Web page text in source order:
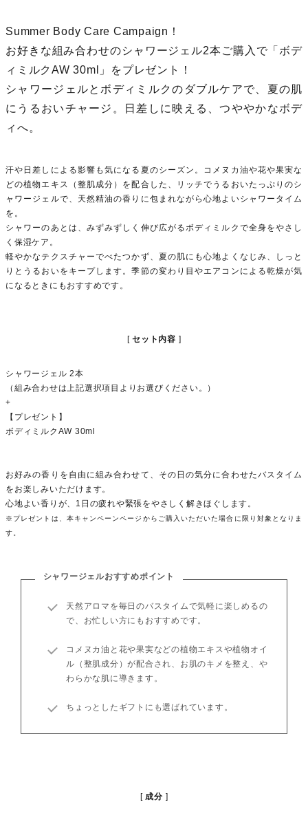
Summer Body Care Campaign！
お好きな組み合わせのシャワージェル2本ご購入で「ボデ
ィミルクAW 30ml」をプレゼント！
シャワージェルとボディミルクのダブルケアで、夏の肌
にうるおいチャージ。日差しに映える、つややかなボデ
ィへ。
汗や日差しによる影響も気になる夏のシーズン。コメヌカ油や花や果実な
どの植物エキス（整肌成分）を配合した、リッチでうるおいたっぷりのシ
ャワージェルで、天然精油の香りに包まれながら心地よいシャワータイム
を。
シャワーのあとは、みずみずしく伸び広がるボディミルクで全身をやさし
く保湿ケア。
軽やかなテクスチャーでべたつかず、夏の肌にも心地よくなじみ、しっと
りとうるおいをキープします。季節の変わり目やエアコンによる乾燥が気
になるときにもおすすめです。
セット内容
シャワージェル 2本
（組み合わせは上記選択項目よりお選びください。）
+
【プレゼント】
ボディミルクAW 30ml
お好みの香りを自由に組み合わせて、その日の気分に合わせたバスタイム
をお楽しみいただけます。
心地よい香りが、1日の疲れや緊張をやさしく解きほぐします。
※プレゼントは、本キャンペーンページからご購入いただいた場合に限り対象となりま
す。
シャワージェルおすすめポイント
天然アロマを毎日のバスタイムで気軽に楽しめるの
で、お忙しい方にもおすすめです。
コメヌカ油と花や果実などの植物エキスや植物オイ
ル（整肌成分）が配合され、お肌のキメを整え、や
わらかな肌に導きます。
ちょっとしたギフトにも選ばれています。
成分